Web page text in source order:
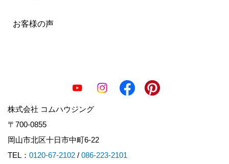
お客様の声
株式会社 コムハウジング
〒700-0855
岡山市北区十日市中町6-22
TEL： 0120-67-2102 / 086-223-2101